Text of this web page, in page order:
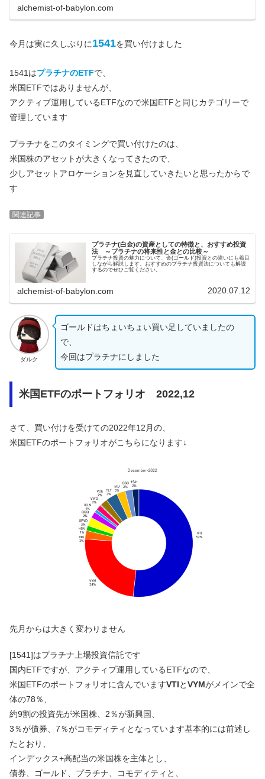
alchemist-of-babylon.com
今月は実に久しぶりに1541を買い付けました
1541はプラチナのETFで、
米国ETFではありませんが、
アクティブ運用しているETFなので米国ETFと同じカテゴリーで
管理しています
プラチナをこのタイミングで買い付けたのは、
米国株のアセットが大きくなってきたので、
少しアセットアロケーションを見直していきたいと思ったからで
す
関連記事
プラチナ(白金)の資産としての特徴と、おすすめ投資
法 ～プラチナの将来性と金との比較～
プラチナ投資の魅力について、金(ゴールド)投資との違いにも着目
しながら解説します。おすすめのプラチナ投資法についても解説
するのでぜひご覧ください。
alchemist-of-babylon.com 2020.07.12
ダルク
ゴールドはちょいちょい買い足していましたの
で、
今回はプラチナにしました
米国ETFのポートフォリオ 2022,12
さて、買い付けを受けての2022年12月の、
米国ETFのポートフォリオがこちらになります↓
先月からは大きく変わりません
[1541]はプラチナ上場投資信託です
国内ETFですが、アクティブ運用しているETFなので、
米国ETFのポートフォリオに含んでいますVTIとVYMがメインで全
体の78％、
約9割の投資先が米国株、2％が新興国、
3％が債券、7％がコモディティとなっています基本的には前述し
たとおり、
インデックス+高配当の米国株を主体とし、
債券、ゴールド、プラチナ、コモディティと、